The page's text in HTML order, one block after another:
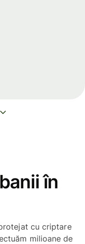
în
cu criptare
milioane de